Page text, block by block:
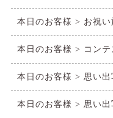
本日のお客様 > お祝
本日のお客様 > コン
本日のお客様 > 思い出
本日のお客様 > 思い出